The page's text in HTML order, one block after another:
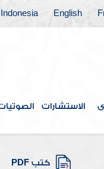
English
Indonesia
الاستشارات
كتب PDF